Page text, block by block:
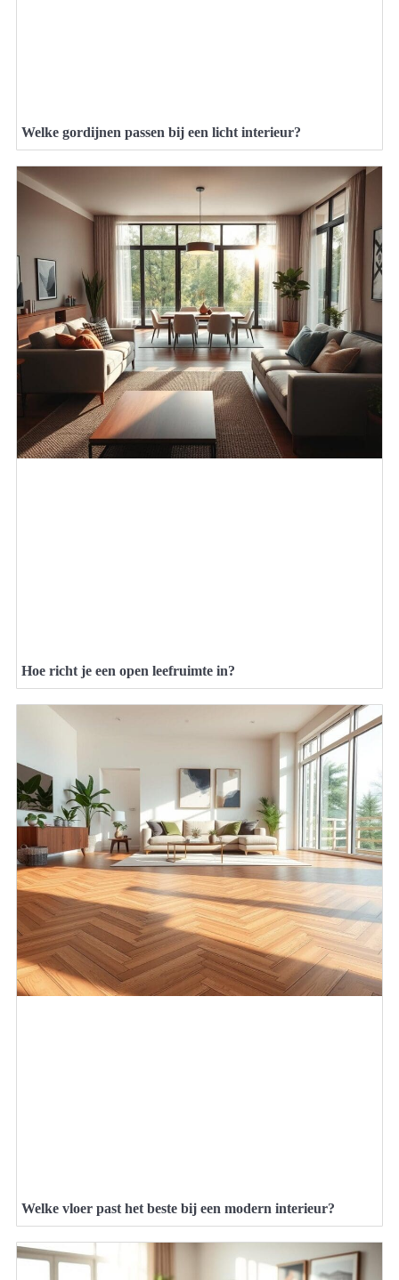
Welke gordijnen passen bij een licht interieur?
Hoe richt je een open leefruimte in?
Welke vloer past het beste bij een modern interieur?